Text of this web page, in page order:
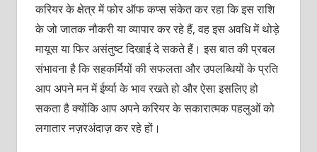
करियर के क्षेत्र में फोर ऑफ कप्स संकेत कर रहा कि इस राशि
के जो जातक नौकरी या व्यापार कर रहे हैं, वह इस अवधि में थोड़े
मायूस या फिर असंतुष्ट दिखाई दे सकते हैं। इस बात की प्रबल
संभावना है कि सहकर्मियों की सफलता और उपलब्धियों के प्रति
आप अपने मन में ईर्ष्या के भाव रखते हो और ऐसा इसलिए हो
सकता है क्योंकि आप अपने करियर के सकारात्मक पहलुओं को
लगातार नज़रअंदाज़ कर रहे हों।